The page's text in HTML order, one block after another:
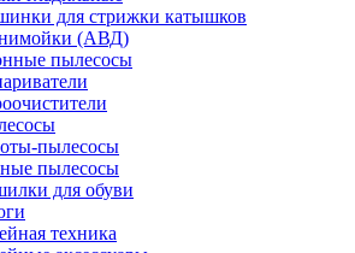
для стрижки катышков
(АВД)
пылесосы
пылесосы
пылесосы
для обуви
техника